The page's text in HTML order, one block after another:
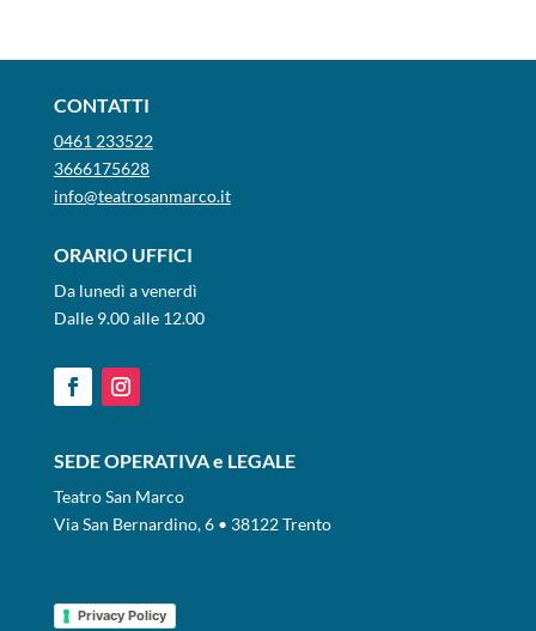
CONTATTI
0461 233522
3666175628
info@teatrosanmarco.it
ORARIO UFFICI
Da lunedì a venerdì
Dalle 9.00 alle 12.00
SEDE OPERATIVA e LEGALE
Teatro San Marco
Via San Bernardino, 6 • 38122 Trento
Privacy Policy